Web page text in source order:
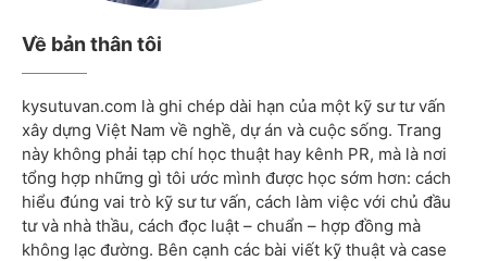
Về bản thân tôi
kysutuvan.com là ghi chép dài hạn của một kỹ sư tư vấn
xây dựng Việt Nam về nghề, dự án và cuộc sống. Trang
này không phải tạp chí học thuật hay kênh PR, mà là nơi
tổng hợp những gì tôi ước mình được học sớm hơn: cách
hiểu đúng vai trò kỹ sư tư vấn, cách làm việc với chủ đầu
tư và nhà thầu, cách đọc luật – chuẩn – hợp đồng mà
không lạc đường. Bên cạnh các bài viết kỹ thuật và case